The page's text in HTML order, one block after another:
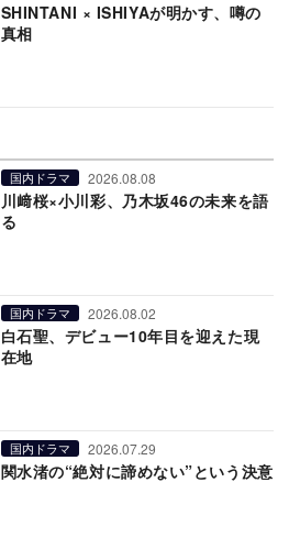
SHINTANI × ISHIYAが明かす、噂の
真相
国内ドラマ 2026.08.08
川﨑桜×小川彩、乃木坂46の未来を語
る
国内ドラマ 2026.08.02
白石聖、デビュー10年目を迎えた現
在地
国内ドラマ 2026.07.29
関水渚の“絶対に諦めない”という決意